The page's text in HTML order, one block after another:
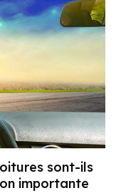
sont-ils
importante